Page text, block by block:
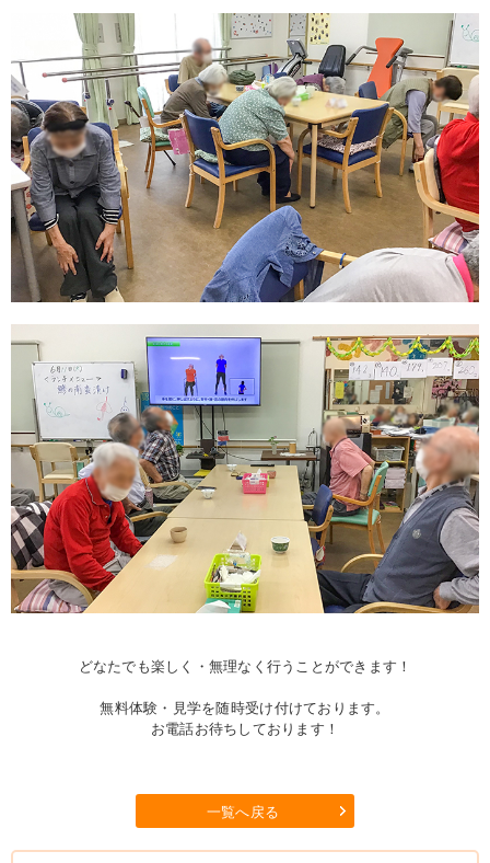
どなたでも楽しく・無理なく行うことができます！
無料体験・見学を随時受け付けております。
お電話お待ちしております！
一覧へ戻る